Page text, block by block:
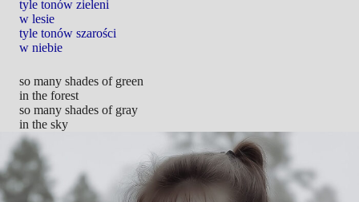
tyle tonów zieleni
w lesie
tyle tonów szarości
w niebie
so many shades of green
in the forest
so many shades of gray
in the sky